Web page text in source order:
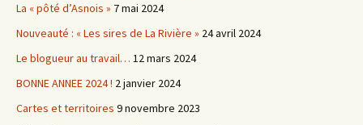
La « pôté d’Asnois » 7 mai 2024
Nouveauté : « Les sires de La Rivière » 24 avril 2024
Le blogueur au travail… 12 mars 2024
BONNE ANNEE 2024 ! 2 janvier 2024
Cartes et territoires 9 novembre 2023